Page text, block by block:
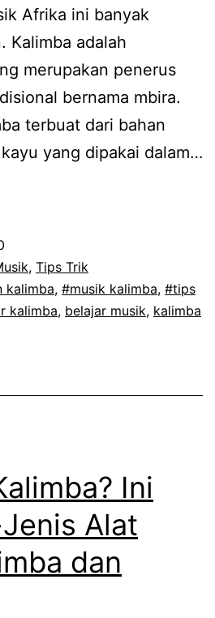
Afrika ini banyak
Kalimba adalah
merupakan penerus
bernama mbira.
terbuat dari bahan
yang dipakai dalam…
, Tips Trik
kalimba, #musik kalimba, #tips
kalimba, belajar musik, kalimba
Ini
Alat
dan